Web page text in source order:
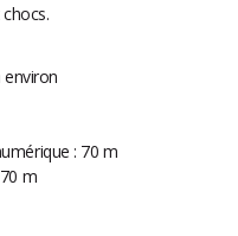
environ
: 70 m
m